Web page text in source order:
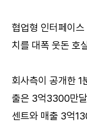
협업형 인터페이
치를 대폭 웃돈 호
회사측이 공개한 1
출은 3억3300만
센트와 매출 3억